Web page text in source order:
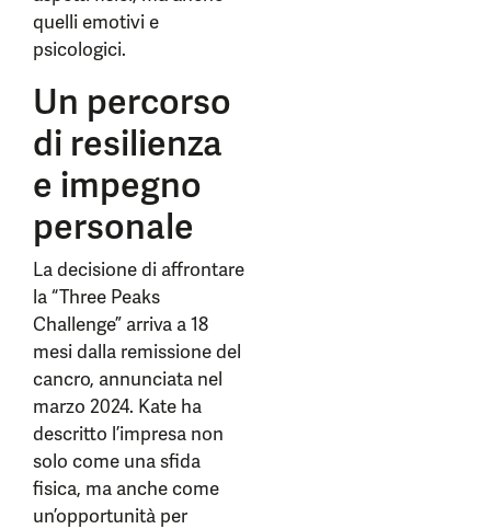
quelli emotivi e
psicologici.
Un percorso
di resilienza
e impegno
personale
La decisione di affrontare
la “Three Peaks
Challenge” arriva a 18
mesi dalla remissione del
cancro, annunciata nel
marzo 2024. Kate ha
descritto l’impresa non
solo come una sfida
fisica, ma anche come
un’opportunità per